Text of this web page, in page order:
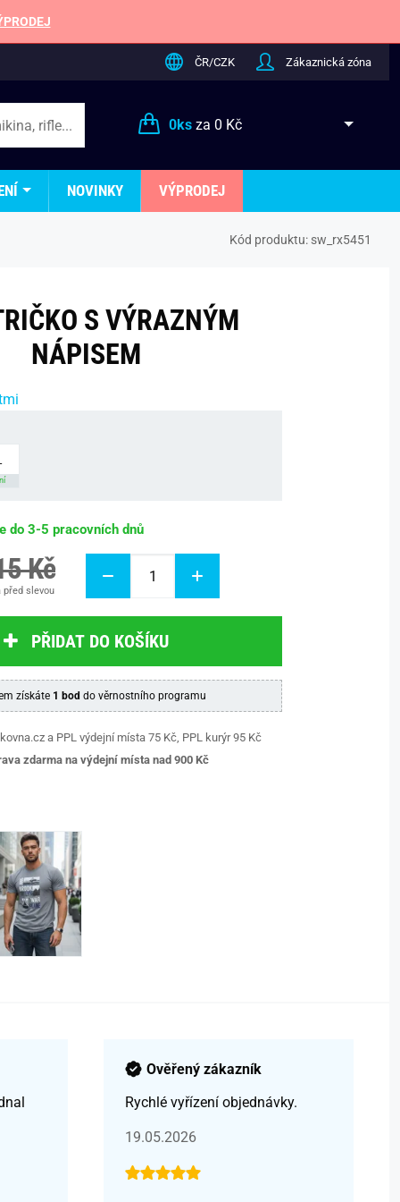
ČR/CZK Zákaznická zóna
0ksza 0 Kč
NOVINKY VÝPRODEJ
Kód produktu: sw_rx5451
S VÝRAZNÝM
NÁPISEM
do 3-5 pracovních dnů
Kč
před slevou
PŘIDAT DO KOŠÍKU
získáte 1 bod do věrnostního programu
a PPL výdejní místa 75 Kč, PPL kurýr 95 Kč
zdarma na výdejní místa nad 900 Kč
Ověřený zákazník
Rychlé vyřízení objednávky.
19.05.2026